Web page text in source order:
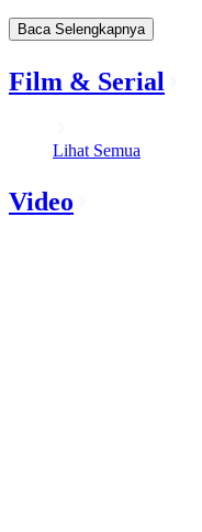
Baca Selengkapnya
Film & Serial
Lihat Semua
Video